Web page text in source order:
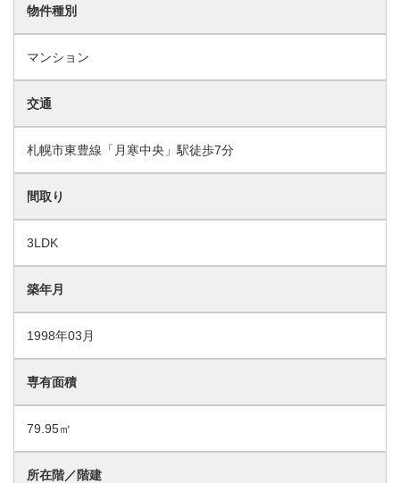
物件種別
マンション
交通
札幌市東豊線「月寒中央」駅徒歩7分
間取り
3LDK
築年月
1998年03月
専有面積
79.95㎡
所在階／階建